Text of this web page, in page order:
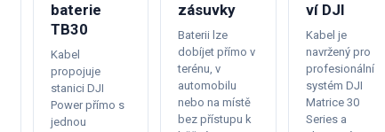
baterie
TB30
Kabel
propojuje
stanici DJI
Power přímo s
jednou
zásuvky
Baterii lze
dobíjet přímo v
terénu, v
automobilu
nebo na místě
bez přístupu k
ví DJI
Kabel je
navržený pro
profesionální
systém DJI
Matrice 30
Series a